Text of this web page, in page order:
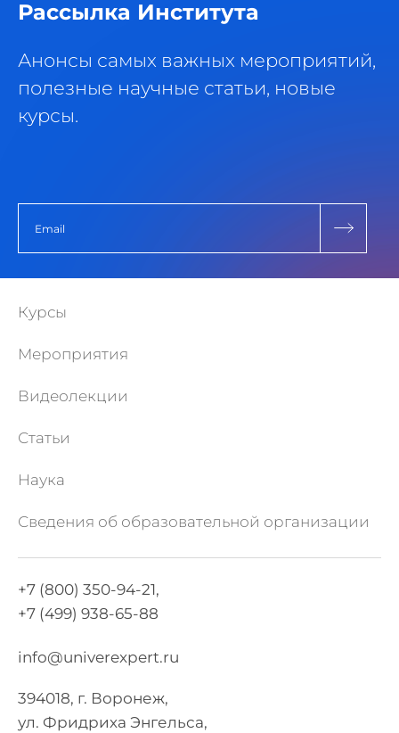
Рассылка Института
Анонсы самых важных мероприятий,
полезные научные статьи, новые
курсы.
Курсы
Мероприятия
Видеолекции
Статьи
Наука
Сведения об образовательной организации
+7 (800) 350-94-21,
+7 (499) 938-65-88
info@univerexpert.ru
394018, г. Воронеж,
ул. Фридриха Энгельса,